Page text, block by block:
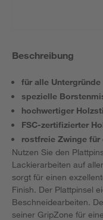
Beschreibung
für alle Untergründe
spezielle
hochwertiger
FSC-zertifizierter
rostfreie Zwinge für
Nutzen Sie den
Lackierarbeiten auf
sorgt für einen
Finish. Der Plattpinsel
Beschneidearbeiten.
seiner GripZone für